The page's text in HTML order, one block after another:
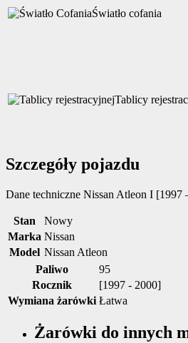
Światło cofania
Tablicy
Szczegóły pojazdu
Dane techniczne Nissan Atleon I [1997
Stan
Nowy
Marka Nissan
Model Nissan Atleon
Paliwo
95
Rocznik
[1997 - 2000]
Wymiana żarówki Łatwa
Żarówki do innych